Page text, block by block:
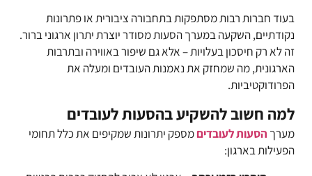
בעוד חברות רבות מסתפקות בתחבורה ציבורית או פתרונות
נקודתיים, השקעה במערך הסעות מסודר יוצרת יתרון ארגוני ברור.
זה לא רק חיסכון בעלויות – אלא גם שיפור באווירה ובתרבות
הארגונית, מה שמחזק את נאמנות העובדים ומעלה את
הפרודוקטיביות.
למה חשוב להשקיע בהסעות לעובדים
מערך הסעות לעובדיםמספק יתרונות שמקיפים את כלל תחומי
הפעילות בארגון: